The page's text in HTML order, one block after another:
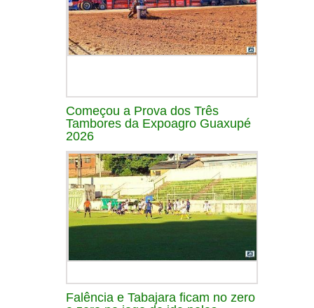
Começou a Prova dos Três
Tambores da Expoagro Guaxupé
2026
Falência e Tabajara ficam no zero